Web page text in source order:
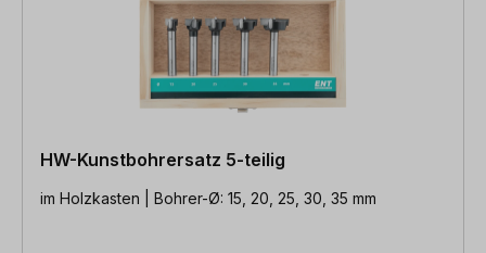
HW-Kunstbohrersatz 5-teilig
im Holzkasten | Bohrer-Ø: 15, 20, 25, 30, 35 mm